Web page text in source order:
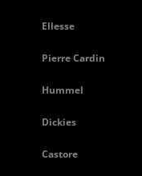
Ellesse
Pierre Cardin
Hummel
Dickies
Castore